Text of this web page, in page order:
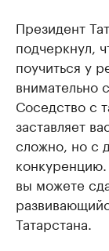
Президент
подчеркнул,
поучиться у
внимательно
Соседство с
заставляет
сложно, но с
вы можете
Татарстана.